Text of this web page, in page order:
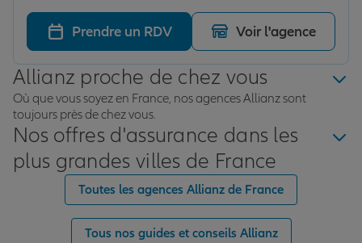
Prendre un RDV Voir l'agence
Allianz proche de chez vous
Où que vous soyez en France, nos agences Allianz sont
toujours près de chez vous.
Nos offres d'assurance dans les
plus grandes villes de France
Toutes les agences Allianz de France
Tous nos guides et conseils Allianz